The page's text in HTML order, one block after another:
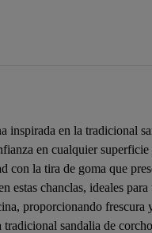
en la tradicional
en cualquier
la tira de goma que
chanclas, ideales
proporcionando
sandalia de